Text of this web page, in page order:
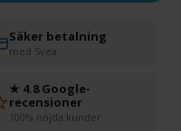
Säker betalning
med Svea
★ 4.8 Google-
recensioner
100% nöjda kunder